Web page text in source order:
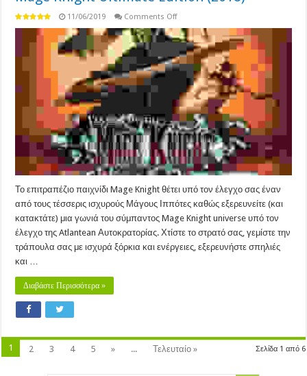
11/06/2019 Comments Offon
Knight
Ultimate
Edition
(2018)
Το επιτραπέζιο παιχνίδι Mage Knight θέτει υπό τον έλεγχο σας έναν
από τους τέσσερις ισχυρούς Μάγους Ιππότες καθώς εξερευνείτε (και
κατακτάτε) μια γωνιά του σύμπαντος Mage Knight universe υπό τον
έλεγχο της Atlantean Αυτοκρατορίας. Χτίστε το στρατό σας, γεμίστε την
τράπουλα σας με ισχυρά ξόρκια και ενέργειες, εξερευνήστε σπηλιές
και …
Διαβάστε Περισσότερα »
Σελίδα 1 από 6
1 2 3 4 5 » ... Τελευταίο »